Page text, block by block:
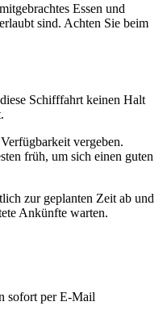
Essen und
sind. Achten Sie beim
Schifffahrt keinen Halt
vergeben.
früh, um sich einen guten
zur geplanten Zeit ab und
Ankünfte warten.
sofort per E-Mail